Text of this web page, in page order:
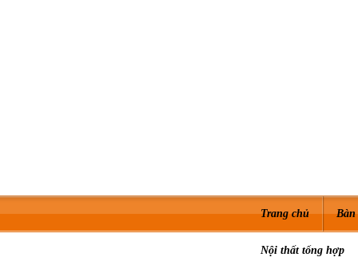
Trang chủ Bàn
Nội thất tổng hợp